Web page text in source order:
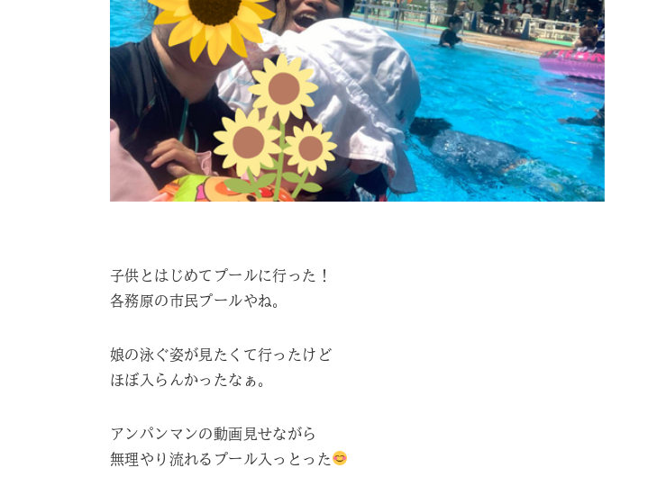
子供とはじめてプールに行った！
各務原の市民プールやね。
娘の泳ぐ姿が見たくて行ったけど
ほぼ入らんかったなぁ。
アンパンマンの動画見せながら
無理やり流れるプール入っとった